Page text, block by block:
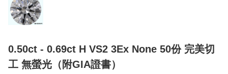
0.50ct - 0.69ct H VS2 3Ex None 50份 完美切
工 無螢光（附GIA證書）